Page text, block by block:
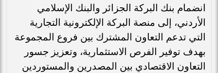
انضمام بنك البركة الجزائر والبنك الإسلامي
الأردني، إلى منصة البركة الإلكترونية التجارية
التي تدعم التعاون المشترك بين فروع المجموعة
بهدف توفير الفرص الاستثمارية، وتعزيز جسور
التعاون الاقتصادي بين المصدرين والمستوردين